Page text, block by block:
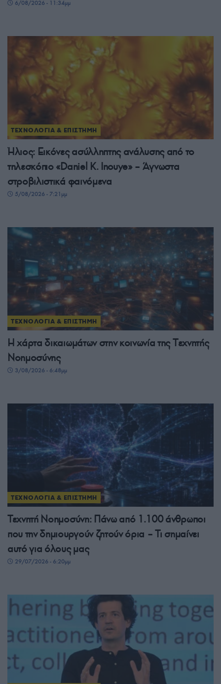
6/08/2026 - 11:34μμ
ΤΕΧΝΟΛΟΓΙΑ & ΕΠΙΣΤΗΜΗ
Ήλιος: Εικόνες ασύλληπτης ανάλυσης από το
τηλεσκόπιο «Daniel K. Inouye» – Άγνωστα
στροβιλιστικά φαινόμενα
5/08/2026 - 7:21μμ
ΤΕΧΝΟΛΟΓΙΑ & ΕΠΙΣΤΗΜΗ
H χάρτα δικαιωμάτων στην κοινωνία της Tεχνητής
Νοημοσύνης
3/08/2026 - 6:48μμ
ΤΕΧΝΟΛΟΓΙΑ & ΕΠΙΣΤΗΜΗ
Τεχνητή Νοημοσύνη: Πάνω από 1.100 άνθρωποι
που την δημιουργούν ζητούν όρια – Τι σημαίνει
αυτό για όλους μας
29/07/2026 - 6:20μμ